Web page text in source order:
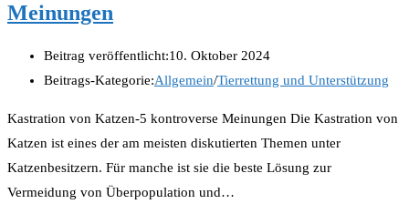
Meinungen
Beitrag veröffentlicht:10. Oktober 2024
Beitrags-Kategorie:Allgemein/Tierrettung und Unterstützung
Kastration von Katzen-5 kontroverse Meinungen Die Kastration von
Katzen ist eines der am meisten diskutierten Themen unter
Katzenbesitzern. Für manche ist sie die beste Lösung zur
Vermeidung von Überpopulation und…